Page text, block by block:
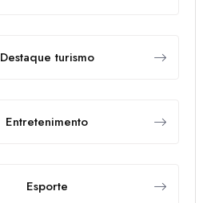
Destaque turismo
Entretenimento
Esporte